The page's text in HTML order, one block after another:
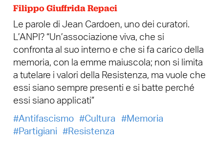
Filippo Giuffrida Repaci
Le parole di Jean Cardoen, uno dei curatori.
L’ANPI? “Un’associazione viva, che si
confronta al suo interno e che si fa carico della
memoria, con la emme maiuscola; non si limita
a tutelare i valori della Resistenza, ma vuole che
essi siano sempre presenti e si batte perché
essi siano applicati”
Antifascismo
Cultura
Memoria
Partigiani
Resistenza